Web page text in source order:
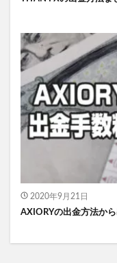
2020年9月21日
AXIORYの出金方法か